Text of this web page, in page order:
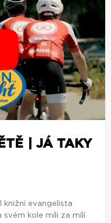
| JÁ TAKY
knižní evangelista
svém kole míli za mílí